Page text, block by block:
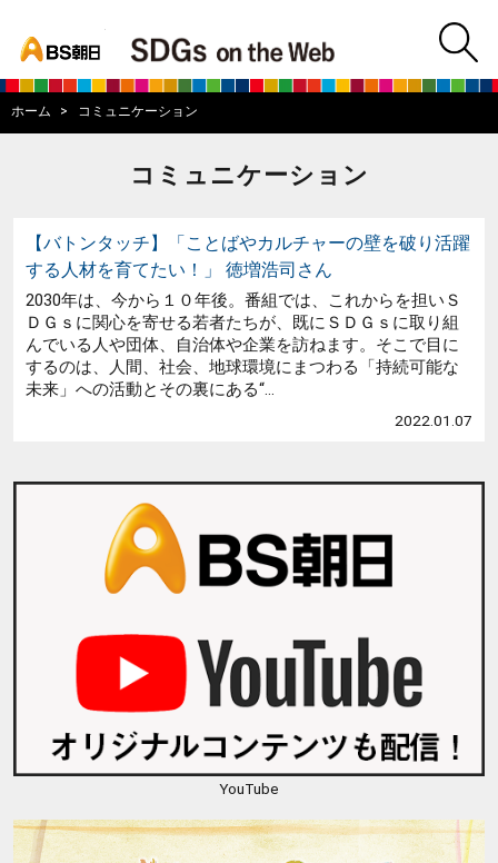
BS朝日SDGs
ホーム コミュニケーション
コミュニケーション
【バトンタッチ】「ことばやカルチャーの壁を破り活躍
する人材を育てたい！」 徳増浩司さん
2030年は、今から１０年後。番組では、これからを担いＳ
ＤＧｓに関心を寄せる若者たちが、既にＳＤＧｓに取り組
んでいる人や団体、自治体や企業を訪ねます。そこで目に
するのは、人間、社会、地球環境にまつわる「持続可能な
未来」への活動とその裏にある“...
2022.01.07
YouTube